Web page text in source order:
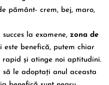
pământ- crem, bej, maro,
la examene, zona de
este benefică, putem chiar
rapid și atinge noi aptitudini.
le adoptați anul aceasta